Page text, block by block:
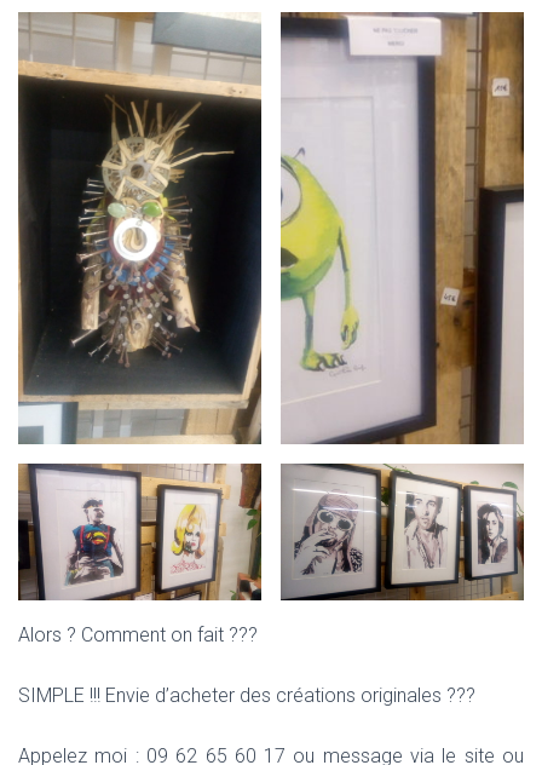
Alors ? Comment on fait ???
SIMPLE !!! Envie d’acheter des créations originales ???
Appelez moi : 09 62 65 60 17 ou message via le site ou